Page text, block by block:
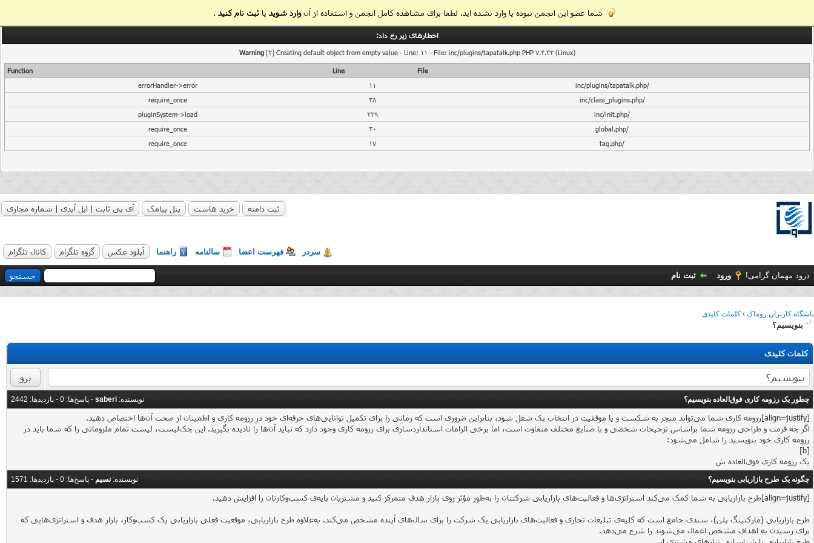
شما عضو این انجمن نبوده یا وارد نشده اید. لطفا برای مشاهده کامل انجمن و استفاده از آنوارد شوید یاثبت نام کنید .
اخطار‌های زیر رخ داد:
Warning[2] Creating default object from empty value - Line: 11 - File: inc/plugins/tapatalk.php PHP 7.4.33 (Linux)
File
Line
Function
/inc/plugins/tapatalk.php
11
errorHandler->error
/inc/class_plugins.php
38
require_once
/inc/init.php
239
pluginSystem->load
/global.php
20
require_once
/tag.php
17
require_once
ثبت دامنه خرید هاست پنل پیامک آی پی ثابت | اپل آیدی | شماره مجازی
سردر فهرست اعضا سالنامه راهنما آپلود عکس گروه تلگرام کانال تلگرام
درود مهمان گرامی! ورود ثبت نام
باشگاه کاربران روماک › کلمات کلیدی
بنویسیم؟
کلمات کلیدی
نویسنده: saberi - پاسخ‌ها: 0 - بازدید‌ها: 2442 چطور یک رزومه‌ کاری فوق‌العاده بنویسیم؟
[align=justify]رزومه‌‍ کاری شما می‌تواند منجر به شکست و یا موفقیت در انتخاب یک شغل شود، بنابراین ضروری است که زمانی را برای تکمیل توانایی‌های حرفه‌ای خود در رزومه‌ کاری و اطمینان از صحت آن‌ها اختصاص دهید.
اگر چه فرمت و طراحی رزومه شما براساس ترجیحات شخصی و یا صنایع مختلف متفاوت است، اما برخی الزامات استانداردسازی برای رزومه‌ کاری وجود دارد که نباید آن‌ها را نادیده بگیرید. این چک‌لیست، لیست تمام ملزوماتی را که شما باید در
رزومه‌ کاری خود بنویسید را شامل می‌شود:
[b]
یک رزومه‌ کاری فوق‌العاده ش
نویسنده: نسیم - پاسخ‌ها: 0 - بازدید‌ها: 1571 چگونه یک طرح بازاریابی بنویسیم؟
[align=justify]طرح بازاریابی به شما کمک می‌کند استراتژی‌ها و فعالیت‌های بازاریابی شرکتتان را به‌طور مؤثر روی بازار هدف متمرکز کنید و مشتریان پایه‌ی کسب‌وکارتان را افزایش دهید.
طرح بازاریابی (مارکتینگ پلن)، سندی جامع است که کلیه‌ی تبلیغات تجاری و فعالیت‌های بازاریابی یک شرکت را برای سال‌های آینده مشخص می‌کند. به‌علاوه طرح بازاریابی، موقعیت فعلی بازاریابی یک کسب‌وکار، بازار هدف و استراتژی‌هایی که
برای رسیدن به اهداف مشخص اعمال می‌شوند را شرح می‌دهد.